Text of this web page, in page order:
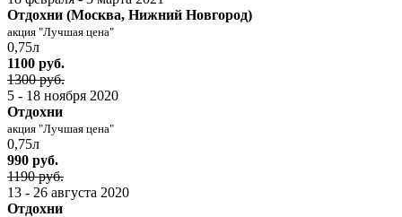
Отдохни (Москва, Нижний Новгород)
акция "Лучшая цена"
0,75л
1100 руб.
1300 руб.
5 - 18 ноября 2020
Отдохни
акция "Лучшая цена"
0,75л
990 руб.
1190 руб.
13 - 26 августа 2020
Отдохни